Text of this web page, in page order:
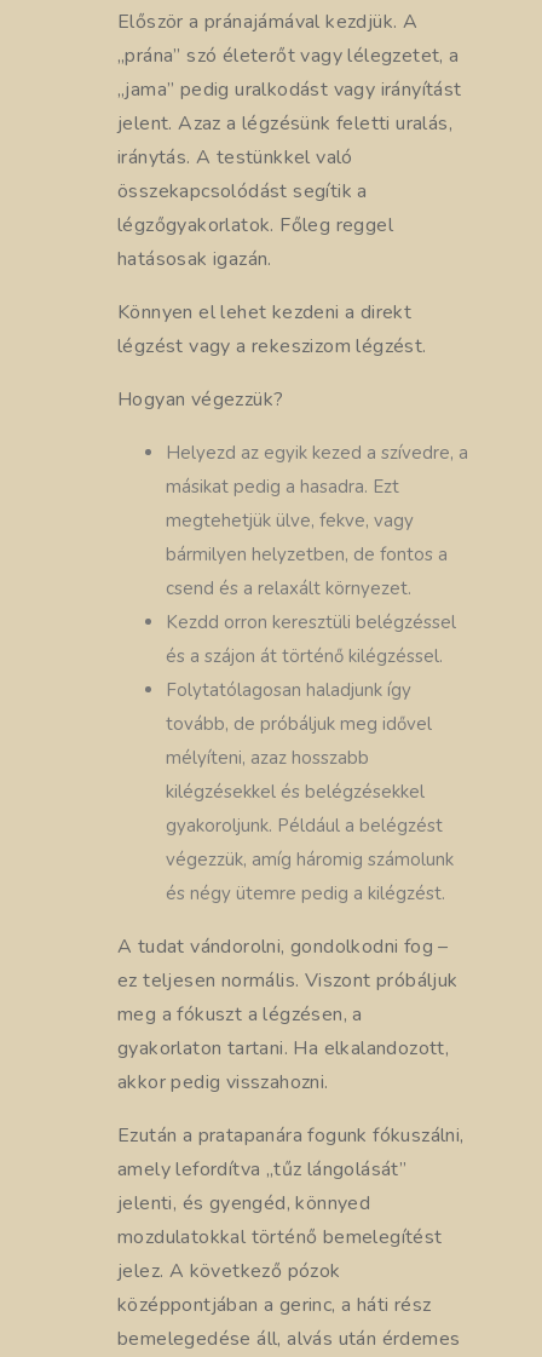
Először a pránajámával kezdjük. A
„prána” szó életerőt vagy lélegzetet, a
„jama” pedig uralkodást vagy irányítást
jelent. Azaz a légzésünk feletti uralás,
iránytás. A testünkkel való
összekapcsolódást segítik a
légzőgyakorlatok. Főleg reggel
hatásosak igazán.
Könnyen el lehet kezdeni a direkt
légzést vagy a rekeszizom légzést.
Hogyan végezzük?
Helyezd az egyik kezed a szívedre, a
másikat pedig a hasadra. Ezt
megtehetjük ülve, fekve, vagy
bármilyen helyzetben, de fontos a
csend és a relaxált környezet.
Kezdd orron keresztüli belégzéssel
és a szájon át történő kilégzéssel.
Folytatólagosan haladjunk így
tovább, de próbáljuk meg idővel
mélyíteni, azaz hosszabb
kilégzésekkel és belégzésekkel
gyakoroljunk. Például a belégzést
végezzük, amíg háromig számolunk
és négy ütemre pedig a kilégzést.
A tudat vándorolni, gondolkodni fog –
ez teljesen normális. Viszont próbáljuk
meg a fókuszt a légzésen, a
gyakorlaton tartani. Ha elkalandozott,
akkor pedig visszahozni.
Ezután a pratapanára fogunk fókuszálni,
amely lefordítva „tűz lángolását”
jelenti, és gyengéd, könnyed
mozdulatokkal történő bemelegítést
jelez. A következő pózok
középpontjában a gerinc, a háti rész
bemelegedése áll, alvás után érdemes